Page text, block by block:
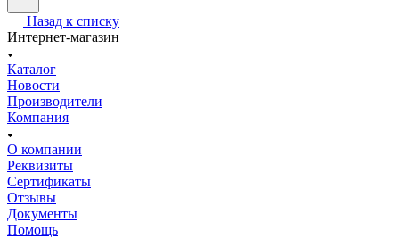
Назад к списку
Интернет-магазин
Каталог
Новости
Производители
Компания
О компании
Реквизиты
Сертификаты
Отзывы
Документы
Помощь